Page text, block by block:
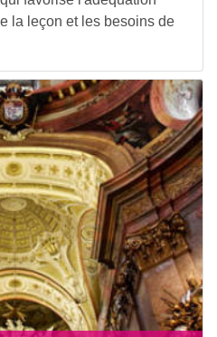
la leçon et les besoins de